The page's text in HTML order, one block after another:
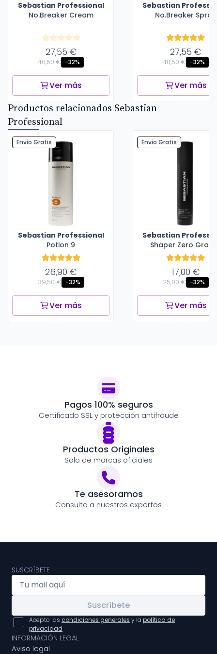
Sebastian Professional
No.Breaker Cream
27,55 €
40,50 € -32%
Ver más
Sebastian
No.Breaker Spray
27,55 €
40,50 € -32%
Ver más
Productos relacionados Sebastian
Professional
Envío Gratis
Sebastian Professional
Potion 9
26,90 €
39,50 € -32%
Ver más
Envío Gratis
Sebastian
Shaper Zero
17,00 €
25,00 € -32%
Ver más
Pagos 100% seguros
Certificado SSL y protección antifraude
Productos Originales
Solo de marcas oficiales
Te asesoramos
Consulta a nuestros expertos
SUSCRÍBETE
Suscríbete
Acepto las condiciones generales y la política de
privacidad
INFORMACIÓN LEGAL
Aviso legal